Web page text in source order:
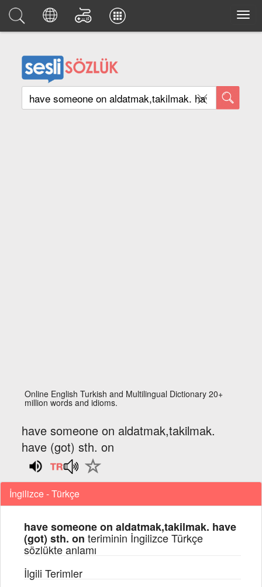
Online English Turkish and Multilingual Dictionary 20+
million words and idioms.
have someone on aldatmak,takilmak.
have (got) sth. on
İngilizce - Türkçe
have someone on aldatmak,takilmak. have
(got) sth. on teriminin İngilizce Türkçe
sözlükte anlamı
İlgili Terimler